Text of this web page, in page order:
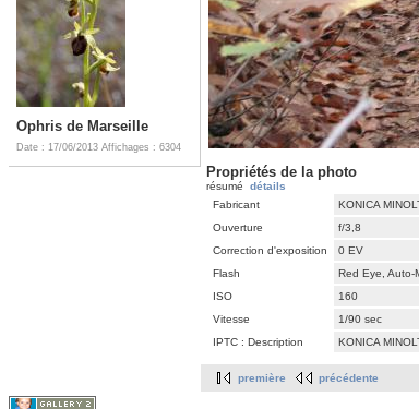
Ophris de Marseille
Date : 17/06/2013 Affichages : 6304
Propriétés de la photo
résumé détails
Fabricant
KONICA
Ouverture
f/3,8
Correction d'exposition
0 EV
Flash
Red Eye, Auto-
ISO
160
Vitesse
1/90 sec
IPTC : Description
KONICA
première précédente